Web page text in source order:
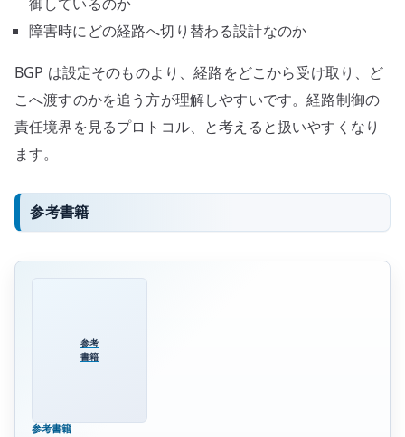
障害時にどの経路へ切り替わる設計なのか
BGP は設定そのものより、経路をどこから受け取り、ど
こへ渡すのかを追う方が理解しやすいです。経路制御の
責任境界を見るプロトコル、と考えると扱いやすくなり
ます。
参考書籍
参考
書籍
参考書籍